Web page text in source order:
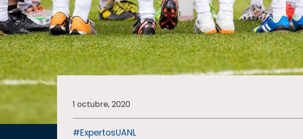
SALUD
SUSTENTABILIDAD
TEMAS
Oferta
educativa
1 octubre, 2020
#ExpertosUANL